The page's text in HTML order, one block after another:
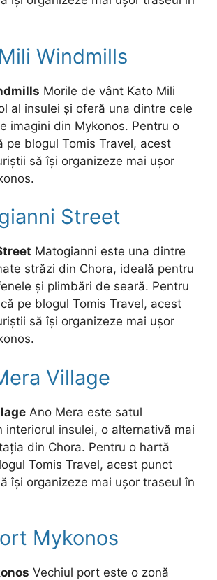
Windmills
Morile de vânt Kato Mili
al insulei și oferă una dintre cele
imagini din Mykonos. Pentru o
pe blogul Tomis Travel, acest
să își organizeze mai ușor
Street
Matogianni este una dintre
străzi din Chora, ideală pentru
și plimbări de seară. Pentru
pe blogul Tomis Travel, acest
să își organizeze mai ușor
Village
Ano Mera este satul
interiorul insulei, o alternativă mai
din Chora. Pentru o hartă
Tomis Travel, acest punct
își organizeze mai ușor traseul în
Mykonos
Vechiul port este o zonă